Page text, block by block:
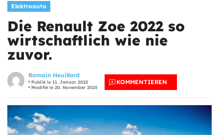
Elektroauto
Die Renault Zoe 2022 so
wirtschaftlich wie nie
zuvor.
Romain Heuillard
Publié le 11. Januar 2022
Modifié le 20. November 2025
KOMMENTIEREN